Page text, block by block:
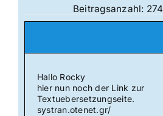
Beitragsanzahl: 274
Hallo Rocky
hier nun noch der Link zur
Textuebersetzungseite.
systran.otenet.gr/